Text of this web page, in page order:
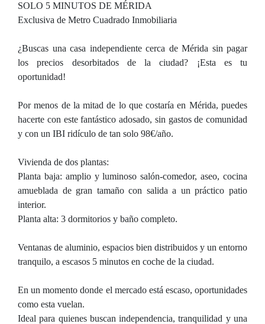
SOLO 5 MINUTOS DE MÉRIDA
Exclusiva de Metro Cuadrado Inmobiliaria
¿Buscas una casa independiente cerca de Mérida sin pagar
los precios desorbitados de la ciudad? ¡Esta es tu
oportunidad!
Por menos de la mitad de lo que costaría en Mérida, puedes
hacerte con este fantástico adosado, sin gastos de comunidad
y con un IBI ridículo de tan solo 98€/año.
Vivienda de dos plantas:
Planta baja: amplio y luminoso salón-comedor, aseo, cocina
amueblada de gran tamaño con salida a un práctico patio
interior.
Planta alta: 3 dormitorios y baño completo.
Ventanas de aluminio, espacios bien distribuidos y un entorno
tranquilo, a escasos 5 minutos en coche de la ciudad.
En un momento donde el mercado está escaso, oportunidades
como esta vuelan.
Ideal para quienes buscan independencia, tranquilidad y una